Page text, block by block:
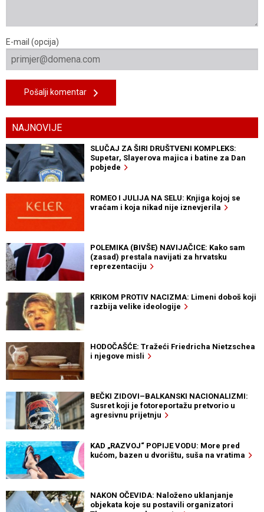
E-mail (opcija)
Pošalji komentar
NAJNOVIJE
SLUČAJ ZA ŠIRI DRUŠTVENI KOMPLEKS:
Supetar, Slayerova majica i batine za Dan
pobjede
ROMEO I JULIJA NA SELU: Knjiga kojoj se
vraćam i koja nikad nije iznevjerila
POLEMIKA (BIVŠE) NAVIJAČICE: Kako sam
(zasad) prestala navijati za hrvatsku
reprezentaciju
KRIKOM PROTIV NACIZMA: Limeni doboš koji
razbija velike ideologije
HODOČAŠĆE: Tražeći Friedricha Nietzschea
i njegove misli
BEČKI ZIDOVI–BALKANSKI NACIONALIZMI:
Susret koji je fotoreportažu pretvorio u
agresivnu prijetnju
KAD „RAZVOJ“ POPIJE VODU: More pred
kućom, bazen u dvorištu, suša na vratima
NAKON OČEVIDA: Naloženo uklanjanje
objekata koje su postavili organizatori